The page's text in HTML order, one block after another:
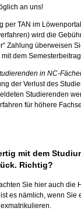
an uns!
per TAN im
wird die
Zahlung überweisen
dem
in NC-
der Verlust des
Studierenden
für höhere
mit dem
Richtig?
Sie hier auch die
es nämlich, wenn Sie